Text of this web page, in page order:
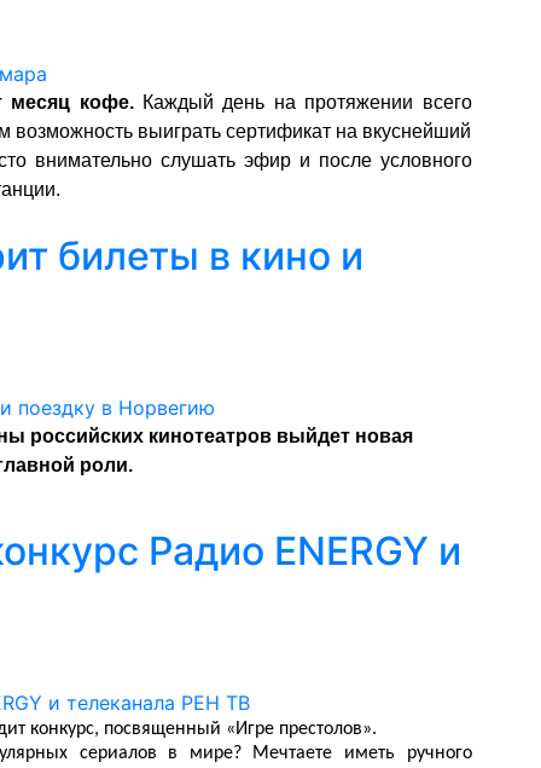
месяц кофе.Каждый день на протяжении всего
выиграть сертификат на вкуснейший
внимательно слушать эфир и после условного
билеты в кино и
российских кинотеатров выйдет новая
роли.
Радио ENERGY и
конкурс, посвященный «Игре престолов».
сериалов в мире? Мечтаете иметь ручного